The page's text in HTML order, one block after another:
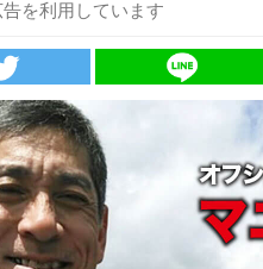
を利用しています